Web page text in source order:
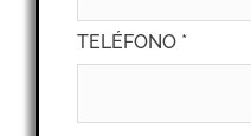
TELÉFONO *